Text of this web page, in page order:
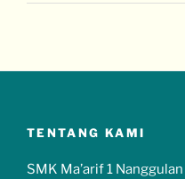
TENTANG KAMI
SMK Ma’arif 1